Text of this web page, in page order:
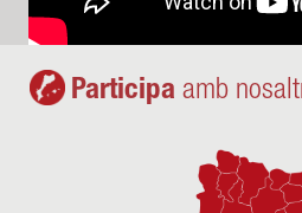
Participa amb